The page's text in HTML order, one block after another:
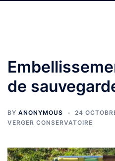
de
BY ANONYMOUS
24
VERGER CONSERVATOIRE